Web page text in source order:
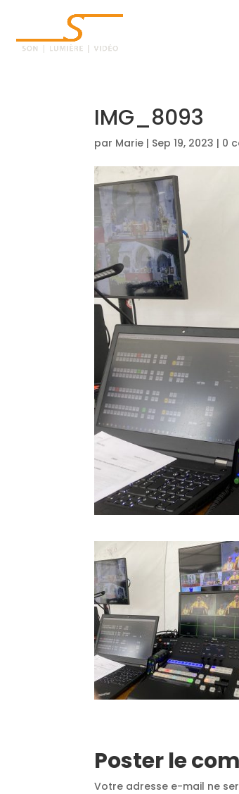
IMG_8093
par Marie | Sep 19, 2023 | 0
Poster le
Votre adresse e-mail ne